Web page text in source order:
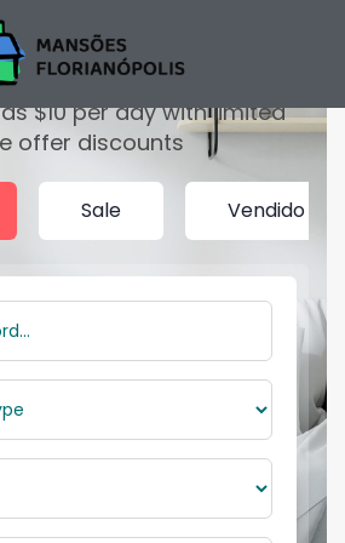
Finest Homes
$10 per day with limited
offer discounts
Sale Vendido